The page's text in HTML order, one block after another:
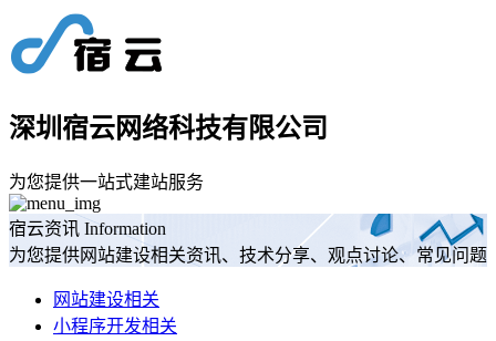
深圳宿云网络科技有限公司
为您提供一站式建站服务
宿云资讯 Information
为您提供网站建设相关资讯、技术分享、观点讨论、常见问题
网站建设相关
小程序开发相关